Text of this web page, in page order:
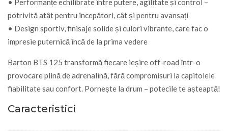
• Performanțe echilibrate între putere, agilitate și control –
potrivită atât pentru începători, cât și pentru avansați
• Design sportiv, finisaje solide și culori vibrante, care fac o
impresie puternică încă de la prima vedere
Barton BTS 125 transformă fiecare ieșire off-road într-o
provocare plină de adrenalină, fără compromisuri la capitolele
fiabilitate sau confort. Pornește la drum – potecile te așteaptă!
Caracteristici